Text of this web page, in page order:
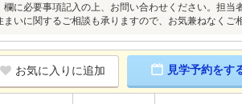
に必要事項記入の上、お問い合わせください。担当
いに関するご相談も承りますので、お気兼ねなくご
お気に入りに追加 見学予約をす